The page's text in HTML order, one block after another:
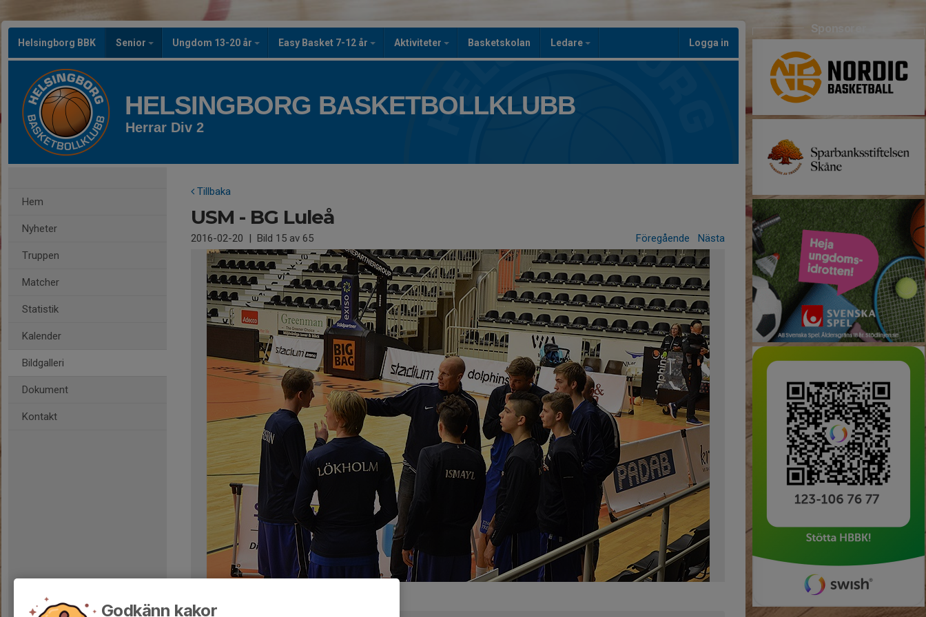
Helsingborg BBK Senior Ungdom 13-20 år Easy Basket 7-12 år Aktiviteter Basketskolan Ledare Logga in
HELSINGBORG BASKETBOLLKLUBB
Herrar Div 2
Hem
Nyheter
Truppen
Matcher
Statistik
Kalender
Bildgalleri
Dokument
Kontakt
Tillbaka
USM - BG Luleå
2016-02-20 | Bild 15 av 65 Föregående Nästa
Kommentarer
Sponsorer
Godkänn kakor